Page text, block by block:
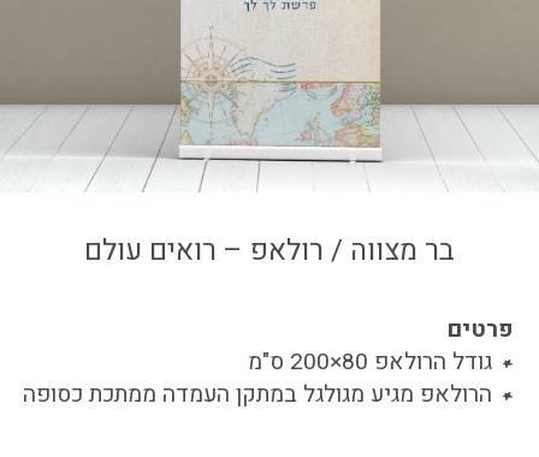
בר מצווה / רולאפ – רואים עולם
פרטים
גודל הרולאפ 80×200 ס"מ
הרולאפ מגיע מגולגל במתקן העמדה ממתכת כסופה